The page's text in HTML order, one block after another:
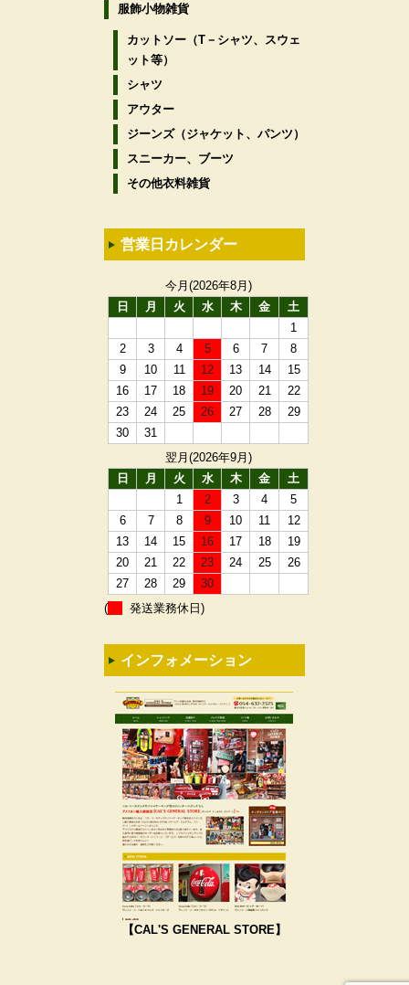
服飾小物雑貨
カットソー（T－シャツ、スウェ
ット等）
シャツ
アウター
ジーンズ（ジャケット、パンツ）
スニーカー、ブーツ
その他衣料雑貨
営業日カレンダー
今月(2026年8月)
日
月 火 水 木 金
土
1
2
3 4 5 6 7
8
9
10 11 12 13 14
15
16
17 18 19 20 21
22
23
24 25 26 27 28
29
30
31
翌月(2026年9月)
日
月 火 水 木 金
土
1
2 3 4
5
6
7 8 9 10 11
12
13
14 15 16 17 18
19
20
21 22 23 24 25
26
27
28 29
30
(
発送業務休日)
インフォメーション
【CAL'S GENERAL STORE】